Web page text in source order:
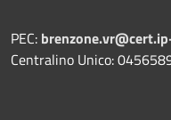
PEC:
Centralino Unico: